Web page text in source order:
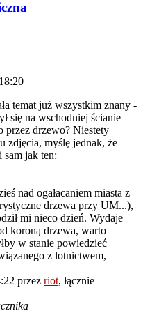
temat już wszystkim znany -
się na wschodniej ścianie
przez drzewo? Niestety
zdjęcia, myślę jednak, że
sam jak ten:
nad ogałacaniem miasta z
drzewa przy UM...),
mi nieco dzień. Wydaje
koroną drzewa, warto
w stanie powiedzieć
z lotnictwem,
przez riot, łącznie